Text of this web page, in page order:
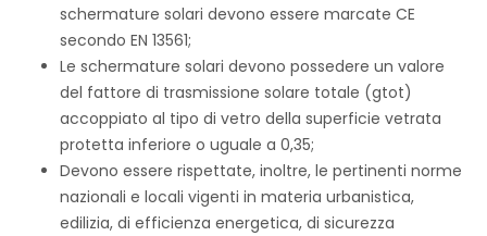
schermature solari devono essere marcate CE
secondo EN 13561;
Le schermature solari devono possedere un valore
del fattore di trasmissione solare totale (gtot)
accoppiato al tipo di vetro della superficie vetrata
protetta inferiore o uguale a 0,35;
Devono essere rispettate, inoltre, le pertinenti norme
nazionali e locali vigenti in materia urbanistica,
edilizia, di efficienza energetica, di sicurezza